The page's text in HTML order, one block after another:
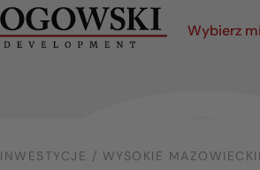
Wybierz
INWESTYCJE / WYSOKIE